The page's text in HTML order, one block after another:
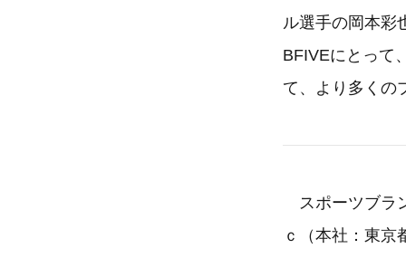
ル選手の岡本彩
BFIVEにとって
て、より多くの
スポーツブラ
ｃ（本社：東